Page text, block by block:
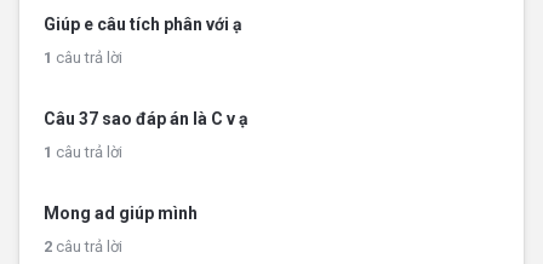
Giúp e câu tích phân với ạ
1 câu trả lời
Câu 37 sao đáp án là C v ạ
1 câu trả lời
Mong ad giúp mình
2 câu trả lời